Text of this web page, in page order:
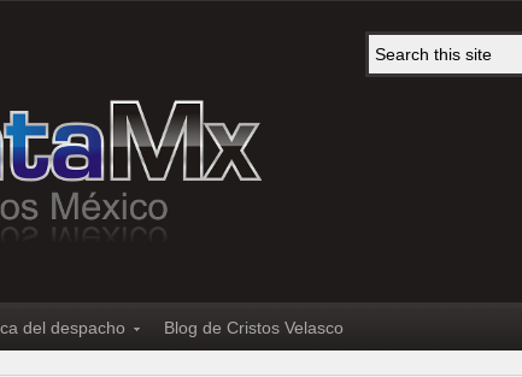
del despacho Blog de Cristos Velasco